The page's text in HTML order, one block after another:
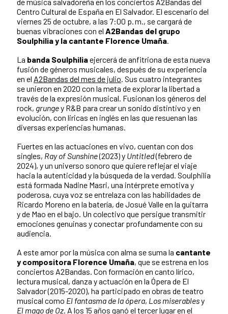
Centro Cultural de España en El Salvador. El escenario del
viernes 25 de octubre, a las 7:00 p. m., se cargará de
buenas vibraciones con el A2Bandas del grupo
Soulphilia y la cantante Florence Umaña.
La banda Soulphiliaejercerá de anfitriona de esta nueva
fusión de géneros musicales, después de su experiencia
en el A2Bandas del mes de julio. Sus cuatro integrantes
se unieron en 2020 con la meta de explorar la libertad a
través de la expresión musical. Fusionan los géneros del
rock, grungey R&B para crear un sonido distintivo y en
evolución, con liricas en inglés en las que resuenan las
diversas experiencias humanas.
Fuertes en las actuaciones en vivo, cuentan con dos
singles, Ray of Sunshine(2023) y Untitled(febrero de
2024), y un universo sonoro que quiere reflejar el viaje
hacia la autenticidad y la búsqueda de la verdad. Soulphilia
está formada Nadine Masri, una intérprete emotiva y
poderosa, cuya voz se entrelaza con las habilidades de
Ricardo Moreno en la batería, de Josué Valle en la guitarra
y de Mao en el bajo. Un colectivo que persigue transmitir
emociones genuinas y conectar profundamente con su
audiencia.
A este amor por la música con alma se suma la cantante
y compositora Florence Umaña, que se estrena en los
conciertos A2Bandas. Con formación en canto lírico,
lectura musical, danza y actuación en la Ópera de El
Salvador (2015-2020), ha participado en obras de teatro
musical como El fantasma de la ópera, Los miserablesy
El mago de Oz. A los 15 años ganó el tercer lugar en el